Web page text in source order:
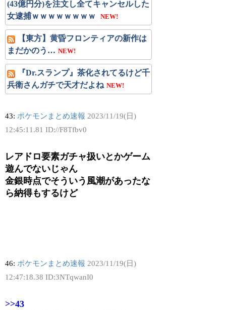
(43億円分)を注文し全てキャンセルした
女逮捕ｗｗｗｗｗｗｗｗ
NEW!
【東方】黄昏フロンティアの新作は
まだかのう… NEW!
『Dr.スランプ』茶化されてるけど千
兵衛さんガチで天才だよね NEW!
43: ポケモンまとめ速報 2023/11/19(日)
12:45:11.81 ID://F8Tfbv0
レアドロ要素ガチャ扱いとかゲーム
遊んでないじゃん
金銀時点でそういう風潮があったな
ら納得もするけど
46: ポケモンまとめ速報 2023/11/19(日)
12:47:18.38 ID:3NTqwanI0
>>43